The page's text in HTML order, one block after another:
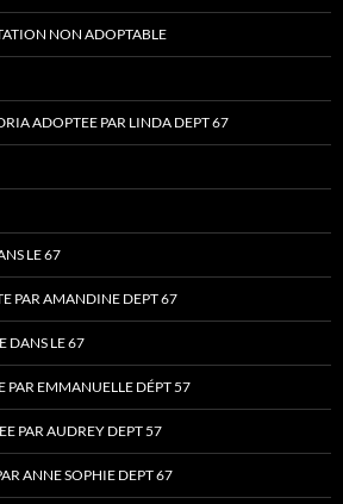
NON ADOPTABLE
ADOPTEE PAR LINDA DEPT 67
LE 67
PAR AMANDINE DEPT 67
DANS LE 67
PAR EMMANUELLE DÉPT 57
PAR AUDREY DEPT 57
ANNE SOPHIE DEPT 67